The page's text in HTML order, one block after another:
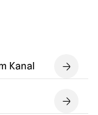
Kanal